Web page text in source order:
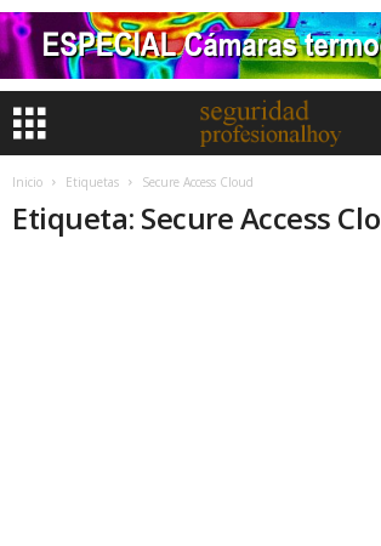
Inicio Etiquetas Secure Access Cloud
Etiqueta: Secure Access